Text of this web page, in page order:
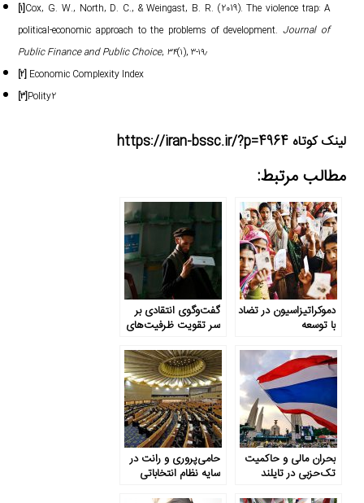
[۱]Cox, G. W., North, D. C., & Weingast, B. R. (2019). The violence trap: A
political-economic approach to the problems of development. Journal of
Public Finance and Public Choice, ۳۴
(۱), ۳-۱۹٫
[۲] Economic Complexity Index
[۳]Polity2
لینک کوتاه https://iran-bssc.ir/?p=4964
مطالب مرتبط:
دموکراتیزاسیون در تضاد
با توسعه
گفت‌وگوی انتقادی بر
سر تقویت ظرفیت‌های
بحران مالی و حاکمیت
تک‌حزبی در تایلند
حامی‌پروری و رانت در
سایه نظام انتخاباتی